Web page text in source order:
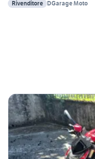
Rivenditore DGarage Moto